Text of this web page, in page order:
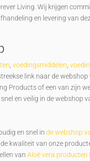
Living. Wij krijgen
en levering van
,voedingsmiddelen ,
link naar de
Products of een van zijn
en veilig in de webshop
en snel inde webshop
kwaliteit van onze
vanAloë vera producten